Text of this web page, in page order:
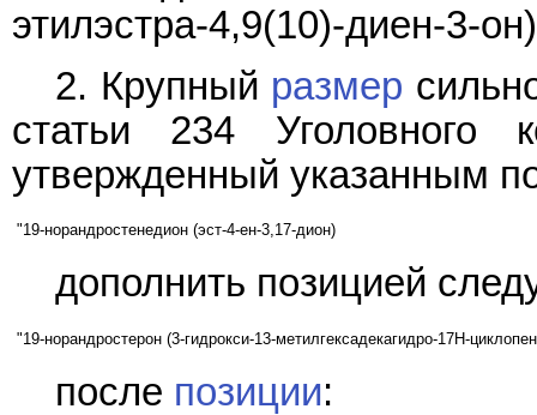
этилэстра-4,9(10)-диен-3-
2. Крупный размер
статьи 234 Уголовного
утвержденный указанным
"19-норандростенедион (эст-4-ен-3,17-дион)
дополнить позицией
"19-норандростерон (3-гидрокси-13-метилгексадекагидро-17H-
после позиции: